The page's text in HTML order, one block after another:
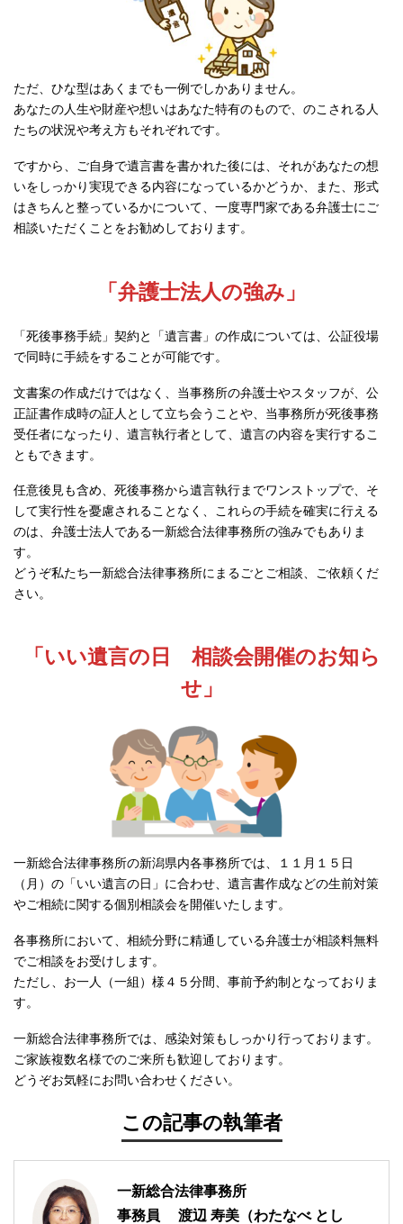
ただ、ひな型はあくまでも一例でしかありません。
あなたの人生や財産や想いはあなた特有のもので、のこされる人
たちの状況や考え方もそれぞれです。
ですから、ご自身で遺言書を書かれた後には、それがあなたの想
いをしっかり実現できる内容になっているかどうか、また、形式
はきちんと整っているかについて、一度専門家である弁護士にご
相談いただくことをお勧めしております。
「弁護士法人の強み」
「死後事務手続」契約と「遺言書」の作成については、公証役場
で同時に手続をすることが可能です。
文書案の作成だけではなく、当事務所の弁護士やスタッフが、公
正証書作成時の証人として立ち会うことや、当事務所が死後事務
受任者になったり、遺言執行者として、遺言の内容を実行するこ
ともできます。
任意後見も含め、死後事務から遺言執行までワンストップで、そ
して実行性を憂慮されることなく、これらの手続を確実に行える
のは、弁護士法人である一新総合法律事務所の強みでもありま
す。
どうぞ私たち一新総合法律事務所にまるごとご相談、ご依頼くだ
さい。
「いい遺言の日 相談会開催のお知ら
せ」
一新総合法律事務所の新潟県内各事務所では、１１月１５日
（月）の「いい遺言の日」に合わせ、遺言書作成などの生前対策
やご相続に関する個別相談会を開催いたします。
各事務所において、相続分野に精通している弁護士が相談料無料
でご相談をお受けします。
ただし、お一人（一組）様４５分間、事前予約制となっておりま
す。
一新総合法律事務所では、感染対策もしっかり行っております。
ご家族複数名様でのご来所も歓迎しております。
どうぞお気軽にお問い合わせください。
この記事の執筆者
一新総合法律事務所
事務員 渡辺 寿美（わたなべ とし